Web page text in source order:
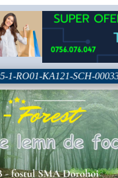
KA121-SCH-000333361